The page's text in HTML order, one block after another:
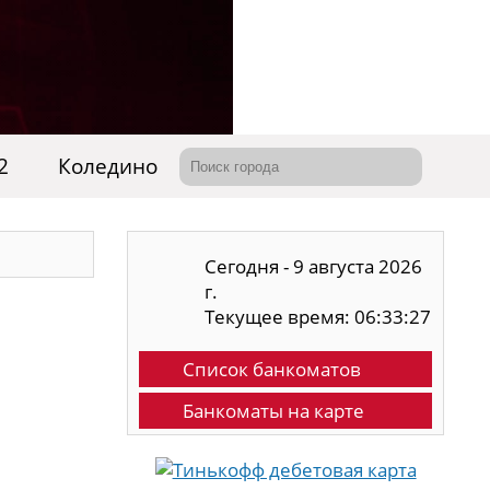
Коледино
Сегодня - 9 августа 2026
г.
Текущее время: 06:33:28
Список банкоматов
Банкоматы на карте